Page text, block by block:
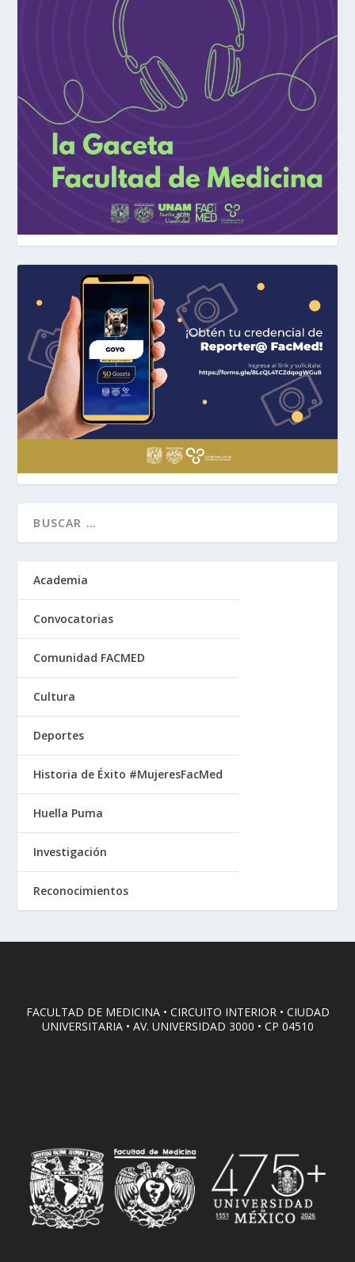
Academia
Convocatorias
Comunidad FACMED
Cultura
Deportes
Historia de Éxito #MujeresFacMed
Huella Puma
Investigación
Reconocimientos
FACULTAD DE MEDICINA • CIRCUITO INTERIOR • CIUDAD
UNIVERSITARIA • AV. UNIVERSIDAD 3000 • CP 04510